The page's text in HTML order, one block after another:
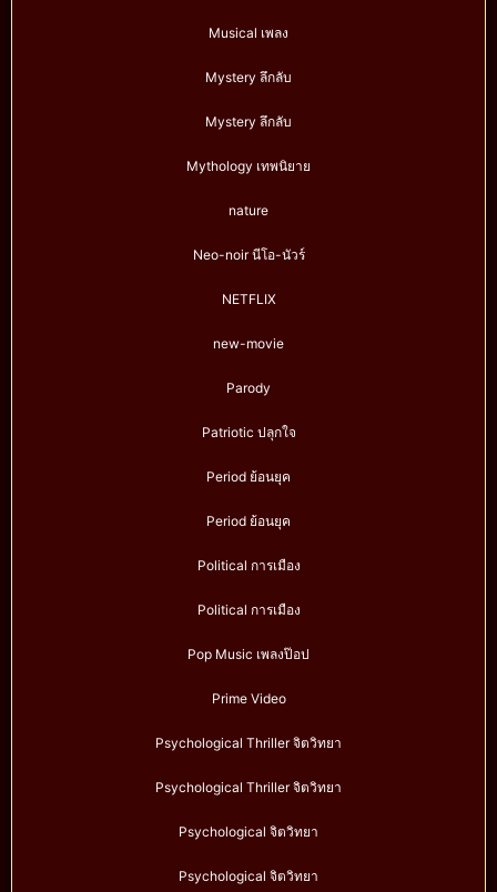
Musical เพลง
Mystery ลึกลับ
Mystery ลึกลับ
Mythology เทพนิยาย
nature
Neo-noir นีโอ-นัวร์
NETFLIX
new-movie
Parody
Patriotic ปลุกใจ
Period ย้อนยุค
Period ย้อนยุค
Political การเมือง
Political การเมือง
Pop Music เพลงป๊อป
Prime Video
Psychological Thriller จิตวิทยา
Psychological Thriller จิตวิทยา
Psychological จิตวิทยา
Psychological จิตวิทยา